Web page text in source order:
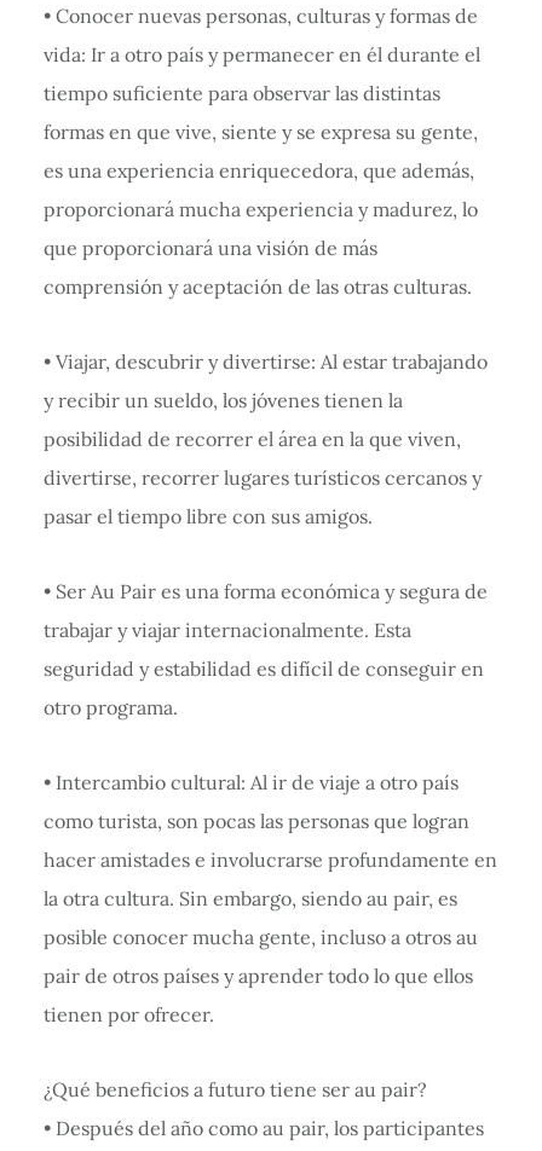
• Conocer nuevas personas, culturas y formas de
vida: Ir a otro país y permanecer en él durante el
tiempo suficiente para observar las distintas
formas en que vive, siente y se expresa su gente,
es una experiencia enriquecedora, que además,
proporcionará mucha experiencia y madurez, lo
que proporcionará una visión de más
comprensión y aceptación de las otras culturas.
• Viajar, descubrir y divertirse: Al estar trabajando
y recibir un sueldo, los jóvenes tienen la
posibilidad de recorrer el área en la que viven,
divertirse, recorrer lugares turísticos cercanos y
pasar el tiempo libre con sus amigos.
• Ser Au Pair es una forma económica y segura de
trabajar y viajar internacionalmente. Esta
seguridad y estabilidad es difícil de conseguir en
otro programa.
• Intercambio cultural: Al ir de viaje a otro país
como turista, son pocas las personas que logran
hacer amistades e involucrarse profundamente en
la otra cultura. Sin embargo, siendo au pair, es
posible conocer mucha gente, incluso a otros au
pair de otros países y aprender todo lo que ellos
tienen por ofrecer.
¿Qué beneficios a futuro tiene ser au pair?
• Después del año como au pair, los participantes